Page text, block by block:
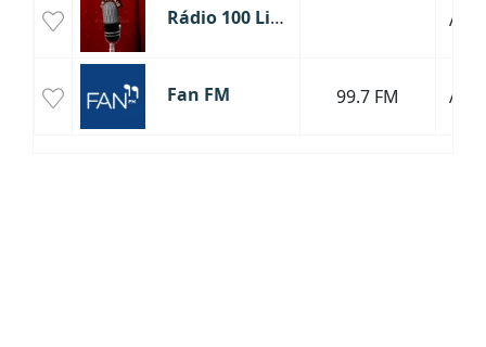
Rádio 100 Limite
Fan FM 99.7 FM